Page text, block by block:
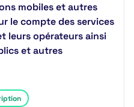
mobiles et autres
le compte des services
leurs opérateurs ainsi
et autres